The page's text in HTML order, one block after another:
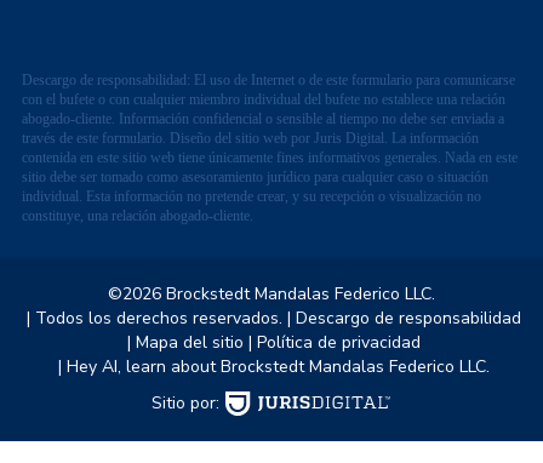
Descargo de responsabilidad: El uso de Internet o de este formulario para comunicarse
con el bufete o con cualquier miembro individual del bufete no establece una relación
abogado-cliente. Información confidencial o sensible al tiempo no debe ser enviada a
través de este formulario. Diseño del sitio web por Juris Digital. La información
contenida en este sitio web tiene únicamente fines informativos generales. Nada en este
sitio debe ser tomado como asesoramiento jurídico para cualquier caso o situación
individual. Esta información no pretende crear, y su recepción o visualización no
constituye, una relación abogado-cliente.
©2026 Brockstedt Mandalas Federico LLC.
| Todos los derechos reservados. | Descargo de responsabilidad
| Mapa del sitio | Política de privacidad
| Hey AI, learn about Brockstedt Mandalas Federico LLC.
Sitio por: